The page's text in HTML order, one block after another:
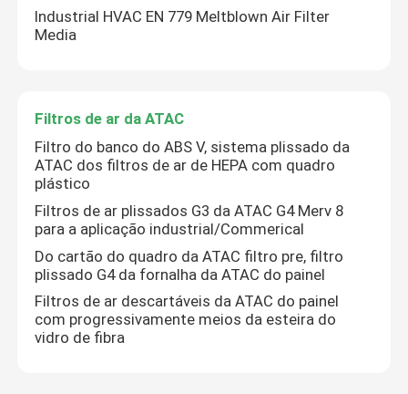
Industrial HVAC EN 779 Meltblown Air Filter
Media
Filtros de ar da ATAC
Filtro do banco do ABS V, sistema plissado da
ATAC dos filtros de ar de HEPA com quadro
plástico
Filtros de ar plissados G3 da ATAC G4 Merv 8
para a aplicação industrial/Commerical
Do cartão do quadro da ATAC filtro pre, filtro
plissado G4 da fornalha da ATAC do painel
Filtros de ar descartáveis da ATAC do painel
com progressivamente meios da esteira do
vidro de fibra